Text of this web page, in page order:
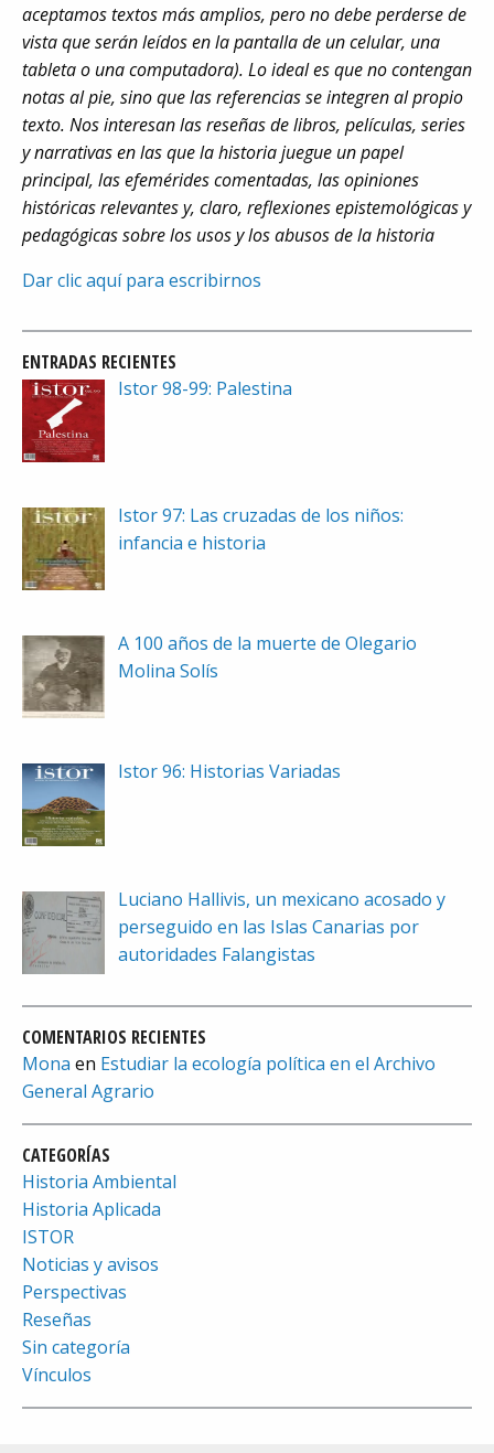
aceptamos textos más amplios, pero no debe perderse de
vista que serán leídos en la pantalla de un celular, una
tableta o una computadora). Lo ideal es que no contengan
notas al pie, sino que las referencias se integren al propio
texto. Nos interesan las reseñas de libros, películas, series
y narrativas en las que la historia juegue un papel
principal, las efemérides comentadas, las opiniones
históricas relevantes y, claro, reflexiones epistemológicas y
pedagógicas sobre los usos y los abusos de la historia
Dar clic aquí para escribirnos
ENTRADAS RECIENTES
Istor 98-99: Palestina
Istor 97: Las cruzadas de los niños:
infancia e historia
A 100 años de la muerte de Olegario
Molina Solís
Istor 96: Historias Variadas
Luciano Hallivis, un mexicano acosado y
perseguido en las Islas Canarias por
autoridades Falangistas
COMENTARIOS RECIENTES
Mona en Estudiar la ecología política en el Archivo
General Agrario
CATEGORÍAS
Historia Ambiental
Historia Aplicada
ISTOR
Noticias y avisos
Perspectivas
Reseñas
Sin categoría
Vínculos